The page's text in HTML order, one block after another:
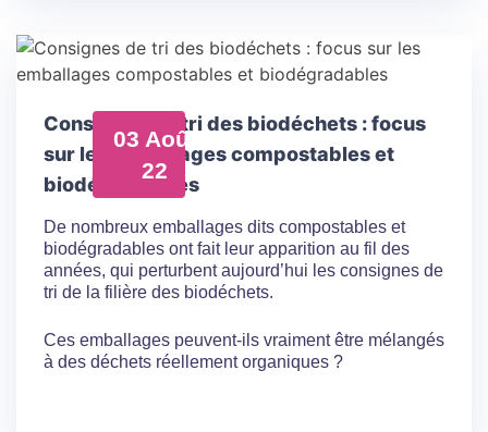
03 Août
22
Consignes de tri des biodéchets : focus
sur les emballages compostables et
biodégradables
De nombreux emballages dits compostables et
biodégradables ont fait leur apparition au fil des
années, qui perturbent aujourd’hui les consignes de
tri de la filière des biodéchets.
Ces emballages peuvent-ils vraiment être mélangés
à des déchets réellement organiques ?